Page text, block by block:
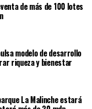
de más de 100 lotes
modelo de desarrollo
riqueza y bienestar
La Malinche estará